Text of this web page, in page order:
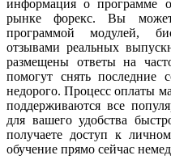
информация о программе
рынке форекс. Вы
программой модулей,
отзывами реальных
размещены ответы на
помогут снять последние
недорого. Процесс оплаты
поддерживаются все
для вашего удобства
получаете доступ к
обучение прямо сейчас